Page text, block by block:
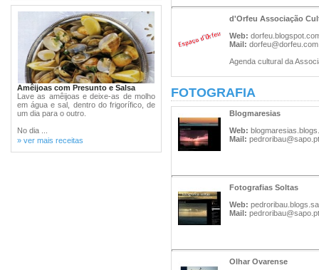
Amêijoas com Presunto e Salsa
Lave as amêijoas e deixe-as de molho
em água e sal, dentro do frigorífico, de
um dia para o outro.
No dia ...
» ver mais receitas
d'Orfeu Associação
Web:
Mail: dorfeu@dorfeu.com
Agenda cultural da
FOTOGRAFIA
Blogmaresias
Web:
Mail: pedroribau@sapo.pt
Fotografias Soltas
Web:
Mail: pedroribau@sapo.pt
Olhar Ovarense